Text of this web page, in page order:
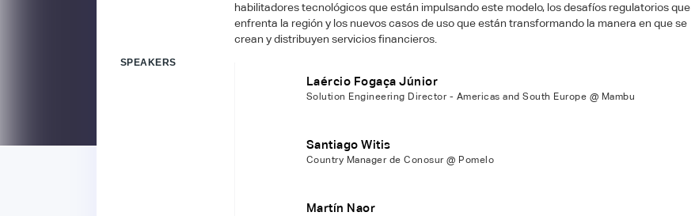
habilitadores tecnológicos que están impulsando este modelo, los desafíos regulatorios que
enfrenta la región y los nuevos casos de uso que están transformando la manera en que se
crean y distribuyen servicios financieros.
SPEAKERS
Laércio Fogaça Júnior
Solution Engineering Director - Americas and South Europe @ Mambu
Santiago Witis
Country Manager de Conosur @ Pomelo
Martín Naor